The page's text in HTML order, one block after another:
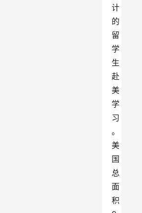
计
的
留
学
生
赴
美
学
习
。
美
国
总
面
积